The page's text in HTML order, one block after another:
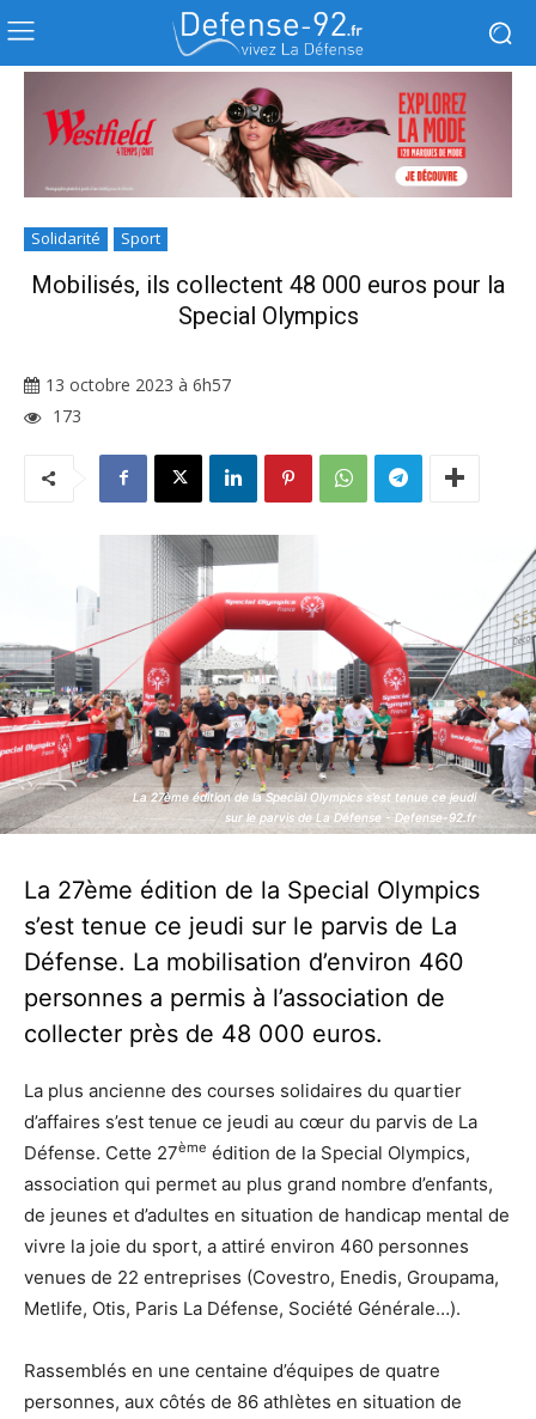
Solidarité Sport
Mobilisés, ils collectent 48 000 euros pour la
Special Olympics
13 octobre 2023 à 6h57
173
La 27ème édition de la Special Olympics s’est tenue ce jeudi
sur le parvis de La Défense - Defense-92.fr
La 27ème édition de la Special Olympics s’est tenue ce jeudi
sur le parvis de La Défense - Defense-92.fr
La 27ème édition de la Special Olympics
s’est tenue ce jeudi sur le parvis de La
Défense. La mobilisation d’environ 460
personnes a permis à l’association de
collecter près de 48 000 euros.
La plus ancienne des courses solidaires du quartier
d’affaires s’est tenue ce jeudi au cœur du parvis de La
Défense. Cette 27ème édition de la Special Olympics,
association qui permet au plus grand nombre d’enfants,
de jeunes et d’adultes en situation de handicap mental de
vivre la joie du sport, a attiré environ 460 personnes
venues de 22 entreprises (Covestro, Enedis, Groupama,
Metlife, Otis, Paris La Défense, Société Générale…).
Rassemblés en une centaine d’équipes de quatre
personnes, aux côtés de 86 athlètes en situation de